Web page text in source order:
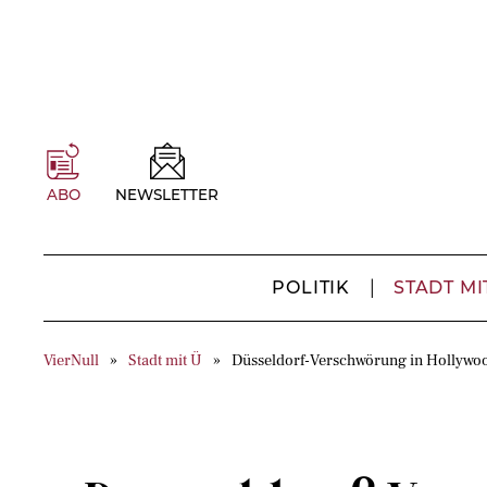
ABO NEWSLETTER
POLITIK STADT
VierNull Stadt mit Ü Düsseldorf-Verschwörung in